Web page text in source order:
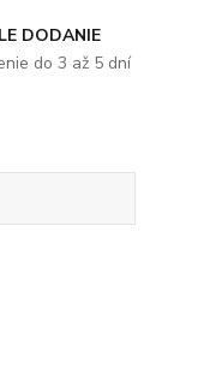
DODANIE
do 3 až 5 dní